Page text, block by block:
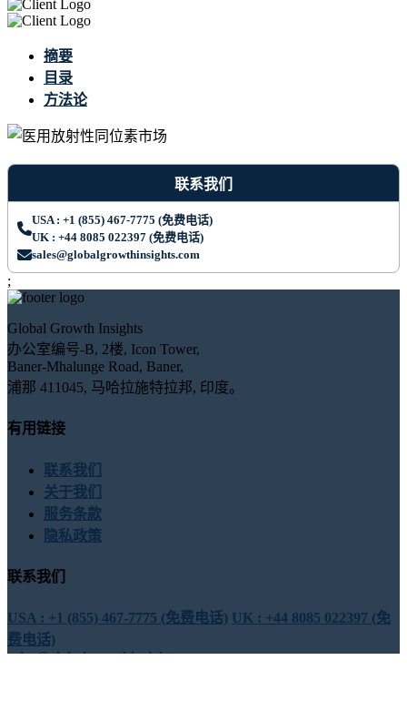
摘要
目录
方法论
联系我们
USA : +1 (855) 467-7775 (免费电话)
UK : +44 8085 022397 (免费电话)
sales@globalgrowthinsights.com
;
Global Growth Insights
办公室编号-B, 2楼, Icon Tower,
Baner-Mhalunge Road, Baner,
浦那 411045, 马哈拉施特拉邦, 印度。
有用链接
联系我们
关于我们
服务条款
隐私政策
联系我们
USA : +1 (855) 467-7775 (免费电话) UK : +44 8085 022397 (免
费电话)
sales@globalgrowthinsights.com